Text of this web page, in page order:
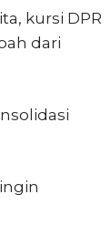
kursi DPR
dari